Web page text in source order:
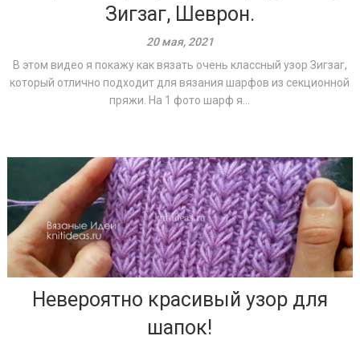
Зигзаг, Шеврон.
20 мая, 2021
В этом видео я покажу как вязать очень классный узор Зигзаг,
который отлично подходит для вязания шарфов из секционной
пряжи. На 1 фото шарф я...
Невероятно красивый узор для
шапок!